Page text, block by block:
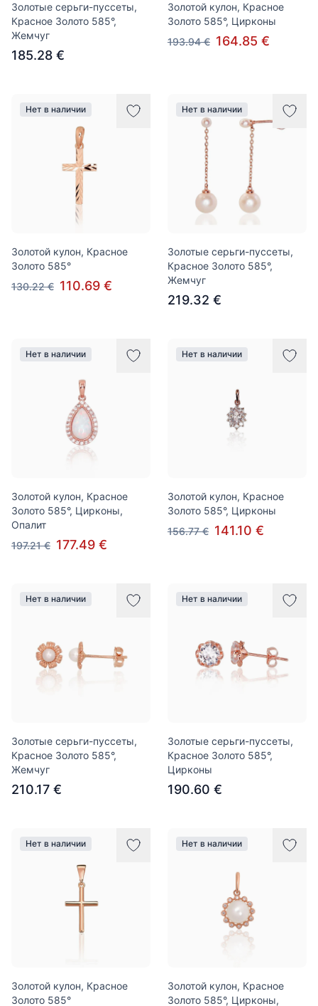
Золотые серьги-пуссеты,
Красное Золото 585°,
Жемчуг
185.28 €
Золотой кулон, Красное
Золото 585°, Цирконы
193.94 € 164.85 €
Нет в наличии
Золотой кулон, Красное
Золото 585°
130.22 € 110.69 €
Нет в наличии
Золотые серьги-пуссеты,
Красное Золото 585°,
Жемчуг
219.32 €
Нет в наличии
Золотой кулон, Красное
Золото 585°, Цирконы,
Опалит
197.21 € 177.49 €
Нет в наличии
Золотой кулон, Красное
Золото 585°, Цирконы
156.77 € 141.10 €
Нет в наличии
Золотые серьги-пуссеты,
Красное Золото 585°,
Жемчуг
210.17 €
Нет в наличии
Золотые серьги-пуссеты,
Красное Золото 585°,
Цирконы
190.60 €
Нет в наличии
Золотой кулон, Красное
Золото 585°
Нет в наличии
Золотой кулон, Красное
Золото 585°, Цирконы,